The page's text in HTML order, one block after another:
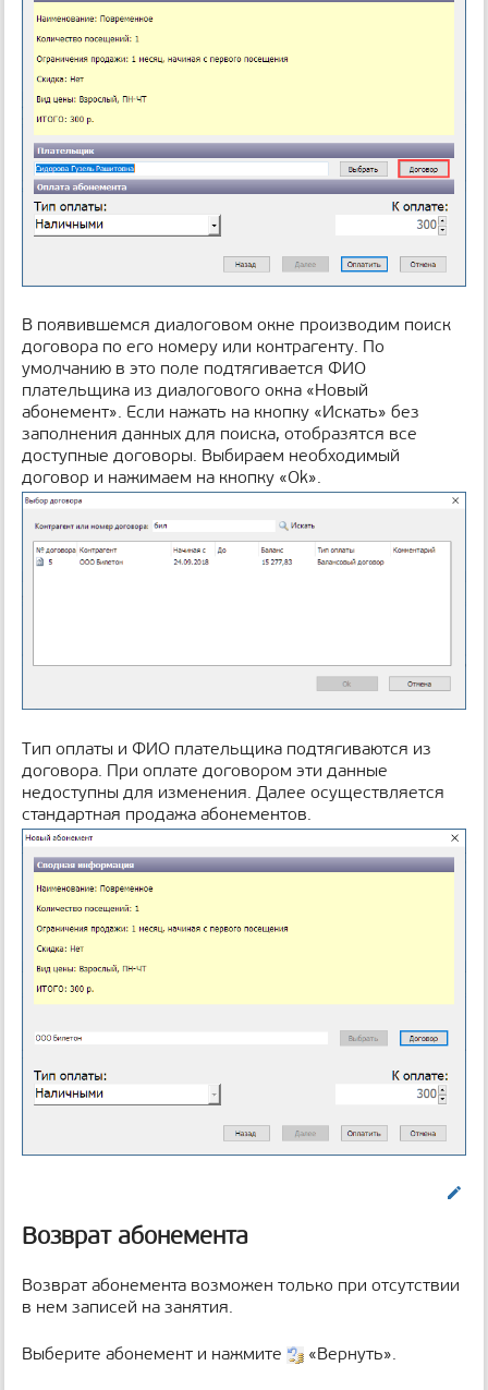
В появившемся диалоговом окне производим поиск
договора по его номеру или контрагенту. По
умолчанию в это поле подтягивается ФИО
плательщика из диалогового окна «Новый
абонемент». Если нажать на кнопку «Искать» без
заполнения данных для поиска, отобразятся все
доступные договоры. Выбираем необходимый
договор и нажимаем на кнопку «Ok».
Тип оплаты и ФИО плательщика подтягиваются из
договора. При оплате договором эти данные
недоступны для изменения. Далее осуществляется
стандартная продажа абонементов.
Возврат абонемента
Возврат абонемента возможен только при отсутствии
в нем записей на занятия.
Выберите абонемент и нажмите «Вернуть».